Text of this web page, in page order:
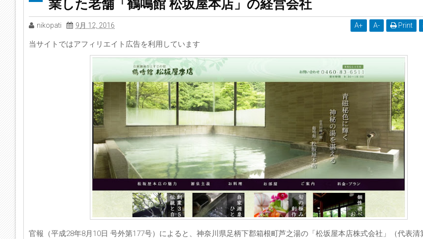
nikopati 9月 12, 2016 A+ A- Print
当サイトではアフィリエイト広告を利用しています
官報（平成28年8月10日 号外第177号）によると、神奈川県足柄下郡箱根町芦之湯の「松坂屋本店株式会社」（代表清